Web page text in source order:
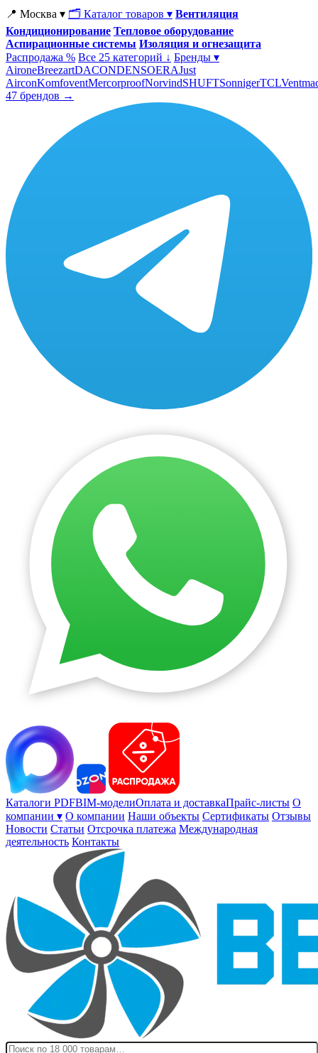
📍 Москва ▾ 🗂 Каталог товаров ▾ Вентиляция
Кондиционирование Тепловое оборудование
Аспирационные системы Изоляция и огнезащита
Распродажа % Все 25 категорий ↓ Бренды ▾
AironeBreezartDACONDENSOERAJust
AirconKomfoventMercorproofNorvindSHUFTSonnigerTCL
47 брендов →
Каталоги PDFBIM-моделиОплата и доставкаПрайс-листы О
компании ▾ О компании Наши объекты Сертификаты Отзывы
Новости Статьи Отсрочка платежа Международная
деятельность Контакты